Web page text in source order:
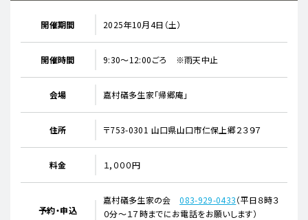
開催期間 2025年10月4日（土）
開催時間 9:30～12:00ごろ ※雨天中止
会場 嘉村礒多生家「帰郷庵」
住所 〒753-0301 山口県山口市仁保上郷２３９７
料金 １,０００円
予約・申込
嘉村礒多生家の会083-929-0433（平日８時３
０分～１７時までにお電話をお願いします）